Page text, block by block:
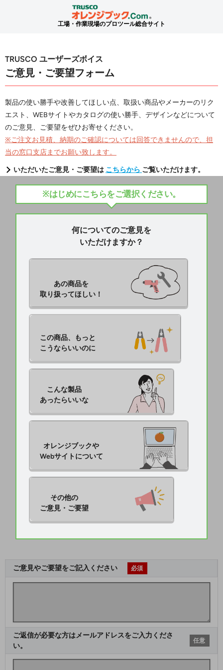
工場・作業現場のプロツール総合サイト
TRUSCO ユーザーズボイス
ご意見・ご要望フォーム
製品の使い勝手や改善してほしい点、取扱い商品やメーカーのリク
エスト、WEBサイトやカタログの使い勝手、デザインなどについて
のご意見、ご要望をぜひお寄せください。
※ご注文お見積、納期のご確認については回答できませんので、担
当の窓口支店までお願い致します。
いただいたご意見・ご要望は こちらから ご覧いただけます。
※はじめにこちらをご選択ください。
何についてのご意見を
いただけますか？
あの商品を
取り扱ってほしい！
この商品、もっと
こうならいいのに
こんな製品
あったらいいな
オレンジブックや
Webサイトについて
その他の
ご意見・ご要望
ご意見やご要望をご記入ください 必須
ご返信が必要な方はメールアドレスをご入力くださ
い。
任意